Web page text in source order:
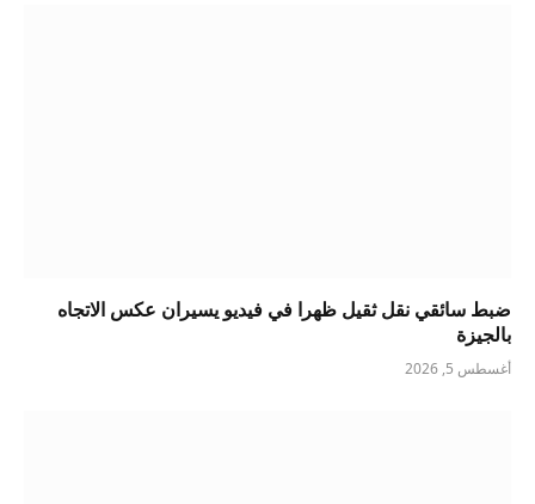
ضبط سائقي نقل ثقيل ظهرا في فيديو يسيران عكس الاتجاه
بالجيزة
أغسطس 5, 2026